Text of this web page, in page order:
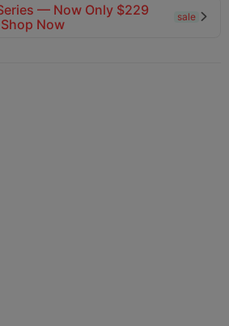
— Now Only $229
Now
sale 